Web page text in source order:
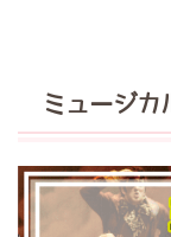
ミュージカ